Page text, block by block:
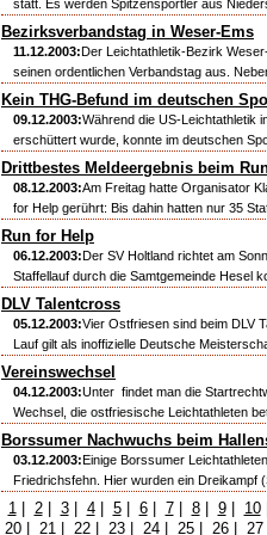
statt. Es werden Spitzensportler aus
Bezirksverbandstag in Weser-Ems
11.12.2003:Der Leichtathletik-Bezirk
seinen ordentlichen Verbandstag aus.
Kein THG-Befund im deutschen
09.12.2003:Während die US-Leichtathletik
erschüttert wurde, konnte im deutschen
Drittbestes Meldeergebnis beim
08.12.2003:Am Freitag hatte Organisator
for Help gerührt: Bis dahin hatten nur 35
Run for Help
06.12.2003:Der SV Holtland richtet am
Staffellauf durch die Samtgemeinde Hesel
DLV Talentcross
05.12.2003:Vier Ostfriesen sind beim DLV
Lauf gilt als inoffizielle Deutsche
Vereinswechsel
04.12.2003:Unter findet man die
Wechsel, die ostfriesische Leichtathleten
Borssumer Nachwuchs beim
03.12.2003:Einige Borssumer
Friedrichsfehn. Hier wurden ein Dreikampf
1| 2| 3| 4| 5| 6| 7| 8| 9| 10
20| 21| 22| 23| 24| 25| 26| 27